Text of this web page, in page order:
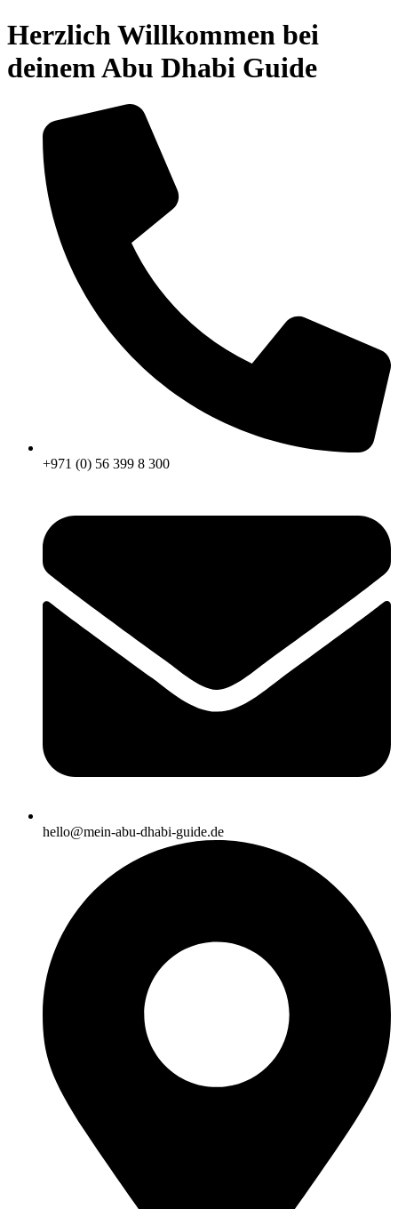
Zum
Inhalt
springen
Herzlich Willkommen bei
deinem Abu Dhabi Guide
+971 (0) 56 399 8 300
hello@mein-abu-dhabi-guide.de